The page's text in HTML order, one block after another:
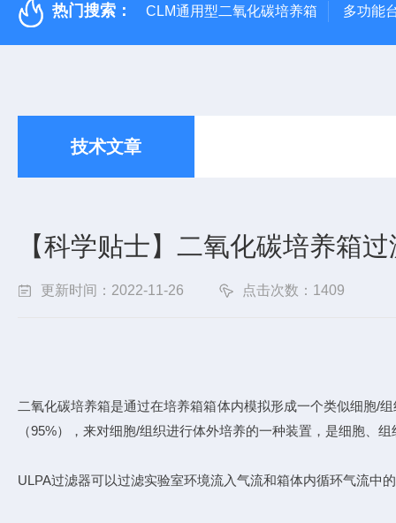
热门搜索： CLM通用型二氧化碳培养箱 多功能
技术文章
【科学贴士】二氧化碳培养箱
更新时间：2022-11-26 点击次数：1409
二氧化碳培养箱是通过在培养箱箱体内模拟形成一个类似细胞/
（95%），来对细胞/组织进行体外培养的一种装置，是细胞、
ULPA过滤器可以过滤实验室环境流入气流和箱体内循环气流中